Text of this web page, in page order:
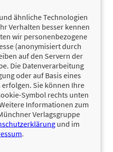
ähnliche Technologien
Verhalten besser kennen
wir personenbezogene
(anonymisiert durch
auf den Servern der
Die Datenverarbeitung
oder auf Basis eines
Sie können Ihre
Symbol rechts unten
Informationen zum
Verlagsgruppe
und im
.